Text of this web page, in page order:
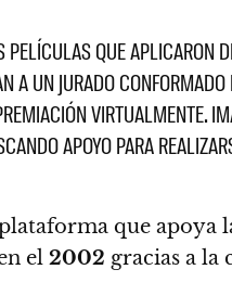
QUE APLICARON
UN JURADO
VIRTUALMENTE.
APOYO PARA
que apoya
el 2002 gracias a la